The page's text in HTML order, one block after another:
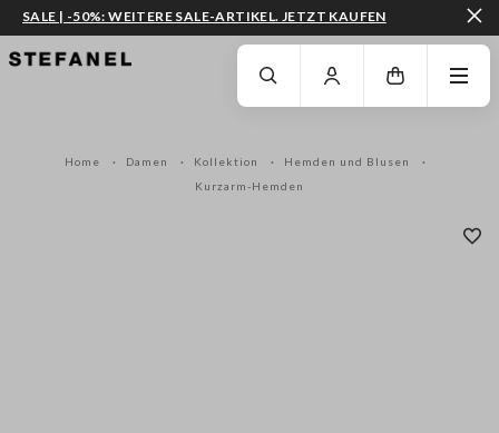
ZUM HAUPTINHALT SPRINGEN GEHEN SIE ZUM ENDE DER SEITE
SALE | -50%: WEITERE SALE-ARTIKEL. JETZT KAUFEN
Home Damen Kollektion
Hemden und Blusen
Kurzarm-Hemden